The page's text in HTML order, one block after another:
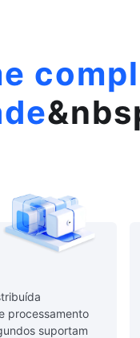
processamento
suportam